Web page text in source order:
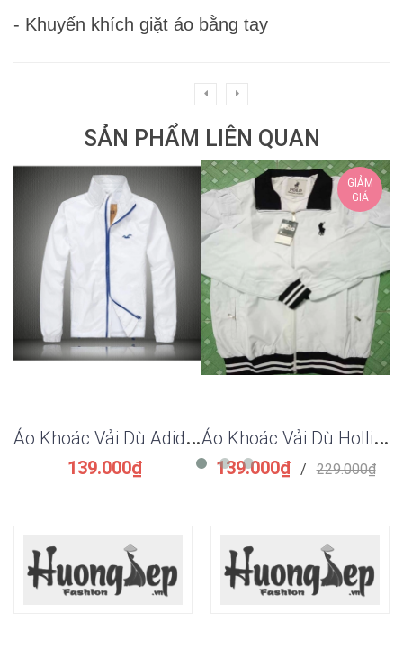
- Khuyến khích giặt áo bằng tay
SẢN PHẨM LIÊN QUAN
Á
o Khoác Vải Dù Adidas QAXK007
139.000₫
GIẢM
GIÁ
Á
o Khoác Vải Dù Hollister QAXK005
139.000₫ / 229.000₫